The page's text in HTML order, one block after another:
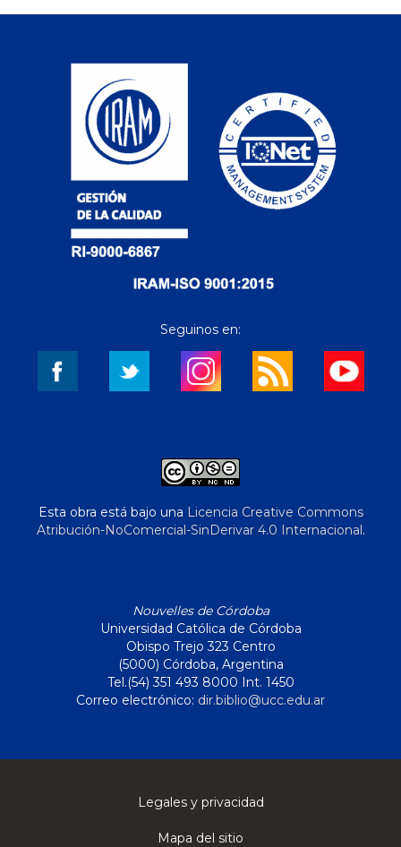
Seguinos en:
Esta obra está bajo una Licencia Creative Commons
Atribución-NoComercial-SinDerivar 4.0 Internacional.
Nouvelles de Córdoba
Universidad Católica de Córdoba
Obispo Trejo 323 Centro
(5000) Córdoba, Argentina
Tel.(54) 351 493 8000 Int. 1450
Correo electrónico: dir.biblio@ucc.edu.ar
Legales y privacidad
Mapa del sitio